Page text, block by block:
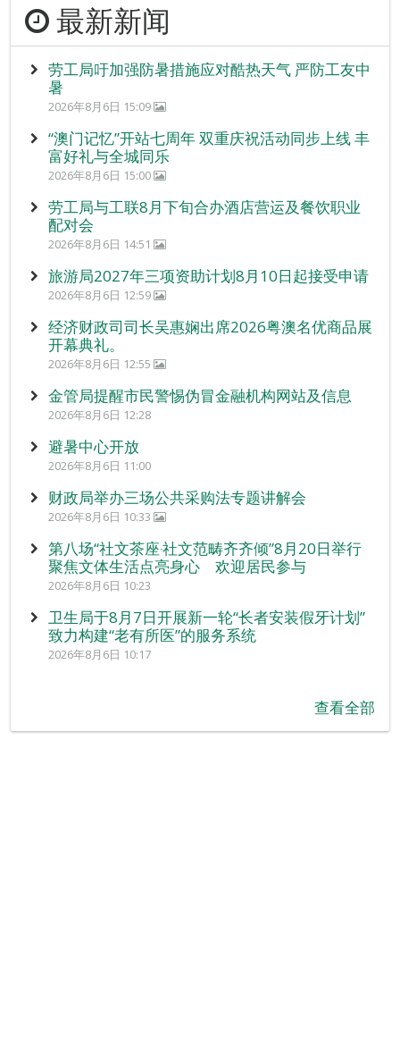
最新新闻
劳工局吁加强防暑措施应对酷热天气 严防工友中
暑
2026年8月6日 15:09
“澳门记忆”开站七周年 双重庆祝活动同步上线 丰
富好礼与全城同乐
2026年8月6日 15:00
劳工局与工联8月下旬合办酒店营运及餐饮职业
配对会
2026年8月6日 14:51
旅游局2027年三项资助计划8月10日起接受申请
2026年8月6日 12:59
经济财政司司长吴惠娴出席2026粤澳名优商品展
开幕典礼。
2026年8月6日 12:55
金管局提醒市民警惕伪冒金融机构网站及信息
2026年8月6日 12:28
避暑中心开放
2026年8月6日 11:00
财政局举办三场公共采购法专题讲解会
2026年8月6日 10:33
第八场“社文茶座‧社文范畴齐齐倾”8月20日举行
聚焦文体生活点亮身心 欢迎居民参与
2026年8月6日 10:23
卫生局于8月7日开展新一轮“长者安装假牙计划”
致力构建“老有所医”的服务系统
2026年8月6日 10:17
查看全部